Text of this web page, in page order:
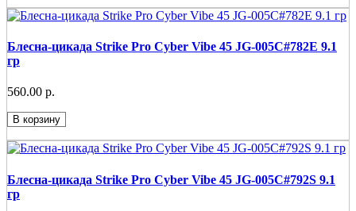
Блесна-цикада Strike Pro Cyber Vibe 45 JG-005C#782E 9.1
гр
560.00 р.
В корзину
Блесна-цикада Strike Pro Cyber Vibe 45 JG-005C#792S 9.1
гр